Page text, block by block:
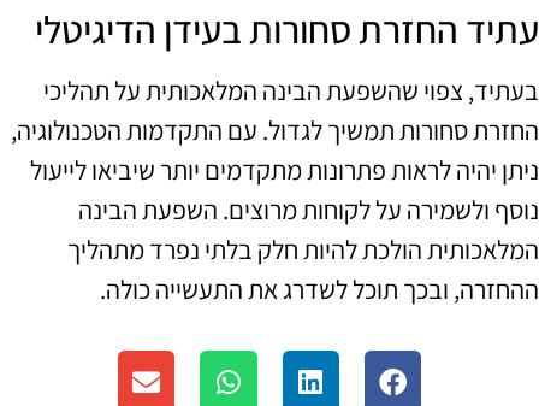
עתיד החזרת סחורות בעידן הדיגיטלי
בעתיד, צפוי שהשפעת הבינה המלאכותית על תהליכי
החזרת סחורות תמשיך לגדול. עם התקדמות הטכנולוגיה,
ניתן יהיה לראות פתרונות מתקדמים יותר שיביאו לייעול
נוסף ולשמירה על לקוחות מרוצים. השפעת הבינה
המלאכותית הולכת להיות חלק בלתי נפרד מתהליך
ההחזרה, ובכך תוכל לשדרג את התעשייה כולה.